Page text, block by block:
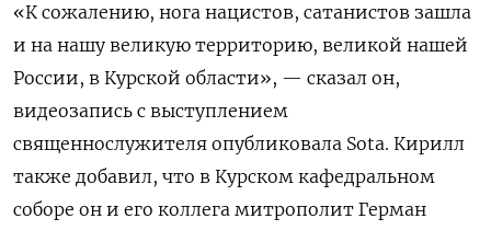
«К сожалению, нога нацистов, сатанистов зашла
и на нашу великую территорию, великой нашей
России, в Курской области», — сказал он,
видеозапись с выступлением
священнослужителя опубликовала Sota. Кирилл
также добавил, что в Курском кафедральном
соборе он и его коллега митрополит Герман